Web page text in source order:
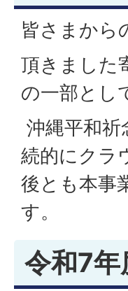
皆さまから
頂きました
の一部とし
沖縄平和
続的にクラ
後とも本事
す。
令和7年